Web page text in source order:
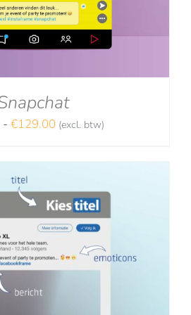
- €129.00Prijsklasse:
tot
(excl. btw)